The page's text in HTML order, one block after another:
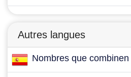
Autres langues
Nombres que